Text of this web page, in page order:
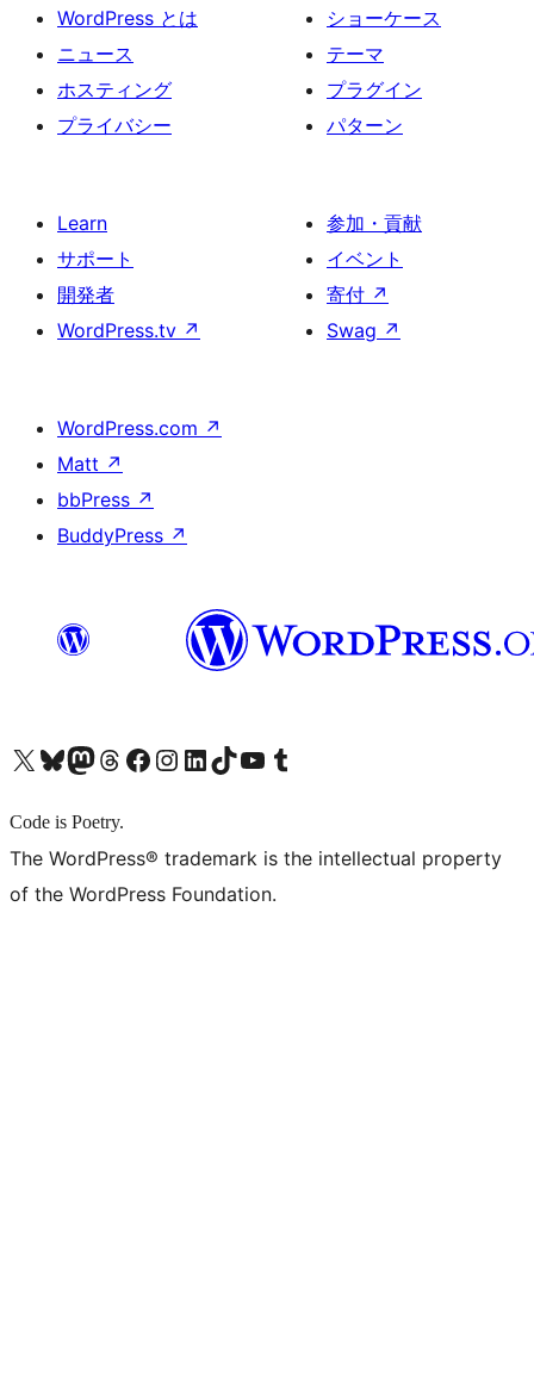
WordPress とは
ニュース
ホスティング
プライバシー
ショーケース
テーマ
プラグイン
パターン
Learn
サポート
開発者
WordPress.tv ↗
参加・貢献
イベント
寄付 ↗
Swag ↗
WordPress.com ↗
Matt ↗
bbPress ↗
BuddyPress ↗
X (旧 Twitter) アカウントへBluesky アカウントへMastodon アカウントへThreads アカウントへ Facebook ページへInstagram アカウントへ LinkedIn アカウントへTikTok アカウントへYouTube チャンネルへ Tumblr アカウントへ
Code is Poetry.
The WordPress® trademark is the intellectual property
of the WordPress Foundation.